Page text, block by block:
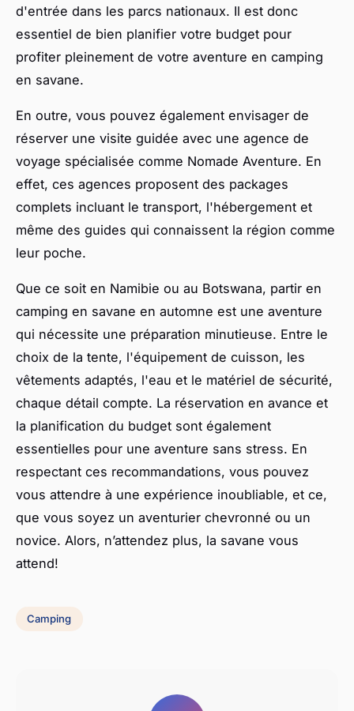
d'entrée dans les parcs nationaux. Il est donc
essentiel de bien planifier votre budget pour
profiter pleinement de votre aventure en camping
en savane.
En outre, vous pouvez également envisager de
réserver une visite guidée avec une agence de
voyage spécialisée comme Nomade Aventure. En
effet, ces agences proposent des packages
complets incluant le transport, l'hébergement et
même des guides qui connaissent la région comme
leur poche.
Que ce soit en Namibie ou au Botswana, partir en
camping en savane en automne est une aventure
qui nécessite une préparation minutieuse. Entre le
choix de la tente, l'équipement de cuisson, les
vêtements adaptés, l'eau et le matériel de sécurité,
chaque détail compte. La réservation en avance et
la planification du budget sont également
essentielles pour une aventure sans stress. En
respectant ces recommandations, vous pouvez
vous attendre à une expérience inoubliable, et ce,
que vous soyez un aventurier chevronné ou un
novice. Alors, n’attendez plus, la savane vous
attend!
Camping